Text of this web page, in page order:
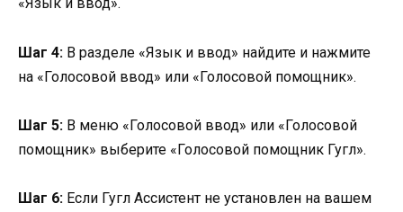
«Язык и ввод».
Шаг 4: В разделе «Язык и ввод» найдите и нажмите
на «Голосовой ввод» или «Голосовой помощник».
Шаг 5: В меню «Голосовой ввод» или «Голосовой
помощник» выберите «Голосовой помощник Гугл».
Шаг 6: Если Гугл Ассистент не установлен на вашем